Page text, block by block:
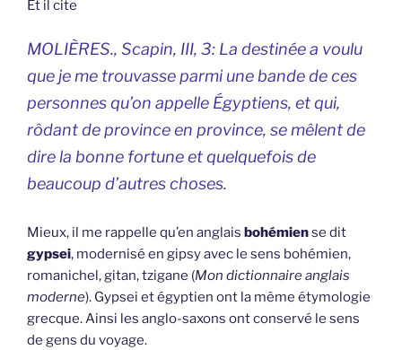
Et il cite
MOLIÈRES., Scapin, III, 3: La destinée a voulu
que je me trouvasse parmi une bande de ces
personnes qu’on appelle Égyptiens, et qui,
rôdant de province en province, se mêlent de
dire la bonne fortune et quelquefois de
beaucoup d’autres choses.
Mieux, il me rappelle qu’en anglais bohémiense dit
gypsei, modernisé en gipsy avec le sens bohémien,
romanichel, gitan, tzigane (Mon dictionnaire anglais
moderne). Gypsei et égyptien ont la même étymologie
grecque. Ainsi les anglo-saxons ont conservé le sens
de gens du voyage.